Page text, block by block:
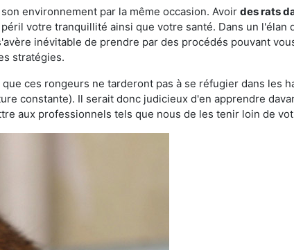
environnement par la même occasion. Avoir des rats
votre tranquillité ainsi que votre santé. Dans un l'élan
inévitable de prendre par des procédés pouvant
stratégies.
ces rongeurs ne tarderont pas à se réfugier dans les
constante). Il serait donc judicieux d'en apprendre
aux professionnels tels que nous de les tenir loin de